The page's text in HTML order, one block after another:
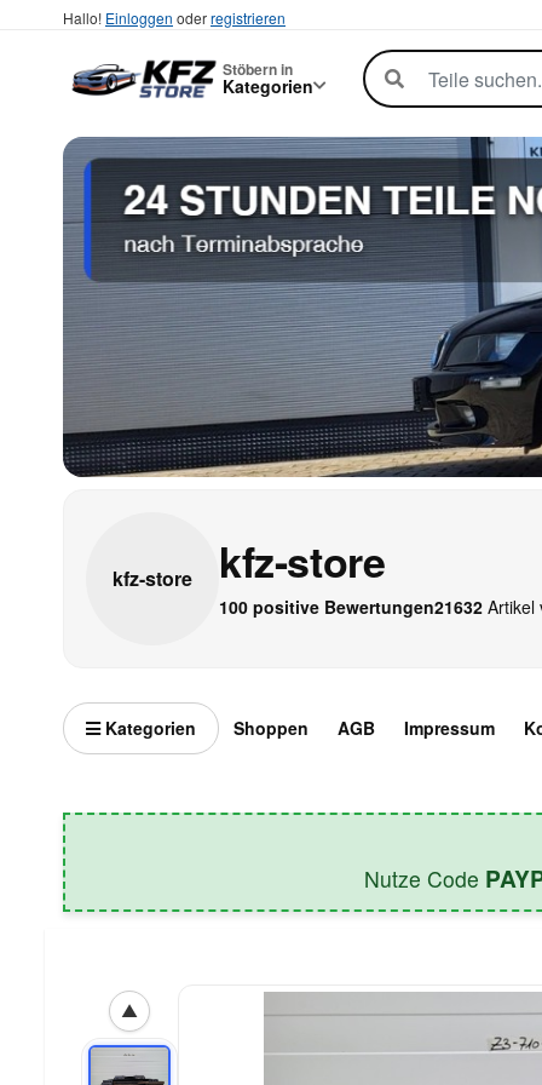
Hallo! Einloggen oderregistrieren
Stöbern in
Kategorien
kfz-store kfz-store
100 positive Bewertungen21632 Artikel
Kategorien Shoppen AGB Impressum
Nutze Code
▲